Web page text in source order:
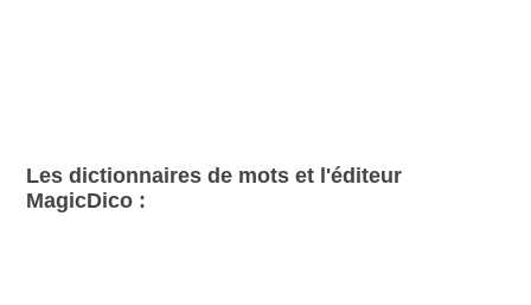
Les dictionnaires de mots et l'éditeur
MagicDico :